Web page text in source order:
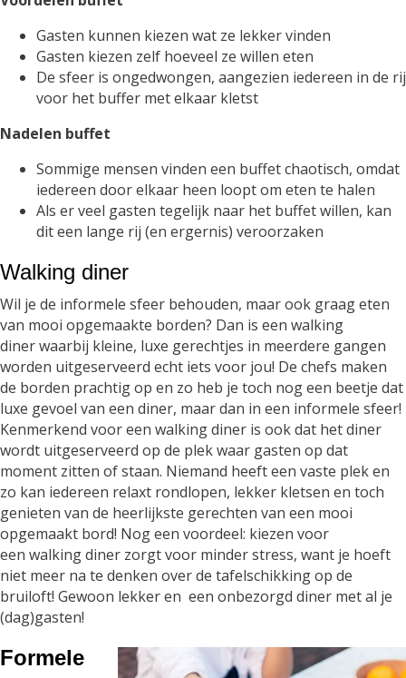
Gasten kunnen kiezen wat ze lekker vinden
Gasten kiezen zelf hoeveel ze willen eten
De sfeer is ongedwongen, aangezien iedereen in de rij
voor het buffer met elkaar kletst
Nadelen buffet
Sommige mensen vinden een buffet chaotisch, omdat
iedereen door elkaar heen loopt om eten te halen
Als er veel gasten tegelijk naar het buffet willen, kan
dit een lange rij (en ergernis) veroorzaken
Walking diner
Wil je de informele sfeer behouden, maar ook graag eten
van mooi opgemaakte borden? Dan is een walking
diner waarbij kleine, luxe gerechtjes in meerdere gangen
worden uitgeserveerd echt iets voor jou! De chefs maken
de borden prachtig op en zo heb je toch nog een beetje dat
luxe gevoel van een diner, maar dan in een informele sfeer!
Kenmerkend voor een walking diner is ook dat het diner
wordt uitgeserveerd op de plek waar gasten op dat
moment zitten of staan. Niemand heeft een vaste plek en
zo kan iedereen relaxt rondlopen, lekker kletsen en toch
genieten van de heerlijkste gerechten van een mooi
opgemaakt bord! Nog een voordeel: kiezen voor
een walking diner zorgt voor minder stress, want je hoeft
niet meer na te denken over de tafelschikking op de
bruiloft! Gewoon lekker en een onbezorgd diner met al je
(dag)gasten!
Formele